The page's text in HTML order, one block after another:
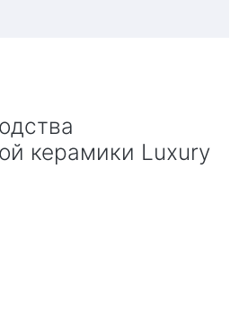
керамики Luxury